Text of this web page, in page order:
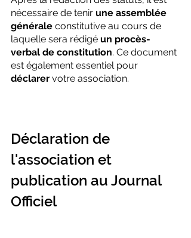
nécessaire de tenir une assemblée
générale constitutive au cours de
laquelle sera rédigé un procès-
verbal de constitution. Ce document
est également essentiel pour
déclarer votre association.
Déclaration de
l'association et
publication au Journal
Officiel